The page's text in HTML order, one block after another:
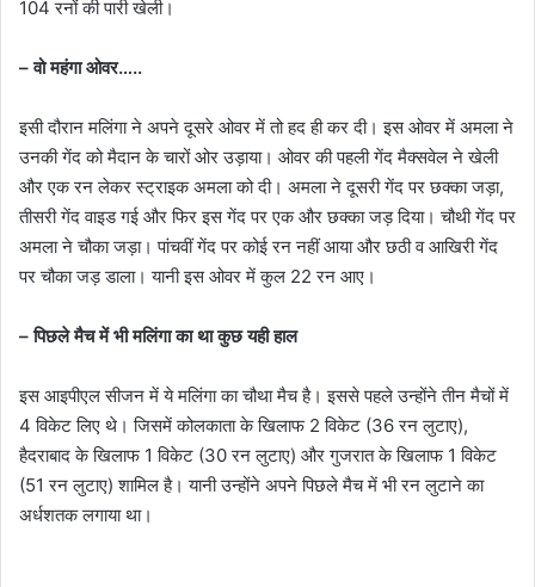
104 रनों की पारी खेली।
– वो महंगा ओवर…..
इसी दौरान मलिंगा ने अपने दूसरे ओवर में तो हद ही कर दी। इस ओवर में अमला ने
उनकी गेंद को मैदान के चारों ओर उड़ाया। ओवर की पहली गेंद मैक्सवेल ने खेली
और एक रन लेकर स्ट्राइक अमला को दी। अमला ने दूसरी गेंद पर छक्का जड़ा,
तीसरी गेंद वाइड गई और फिर इस गेंद पर एक और छक्का जड़ दिया। चौथी गेंद पर
अमला ने चौका जड़ा। पांचवीं गेंद पर कोई रन नहीं आया और छठी व आखिरी गेंद
पर चौका जड़ डाला। यानी इस ओवर में कुल 22 रन आए।
– पिछले मैच में भी मलिंगा का था कुछ यही हाल
इस आइपीएल सीजन में ये मलिंगा का चौथा मैच है। इससे पहले उन्होंने तीन मैचों में
4 विकेट लिए थे। जिसमें कोलकाता के खिलाफ 2 विकेट (36 रन लुटाए),
हैदराबाद के खिलाफ 1 विकेट (30 रन लुटाए) और गुजरात के खिलाफ 1 विकेट
(51 रन लुटाए) शामिल है। यानी उन्होंने अपने पिछले मैच में भी रन लुटाने का
अर्धशतक लगाया था।